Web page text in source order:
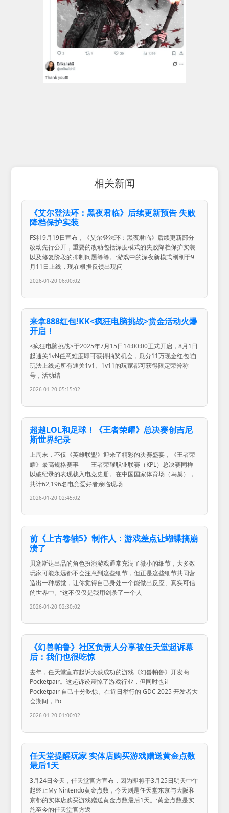
相关新闻
《艾尔登法环：黑夜君临》后续更新预告 失败
降档保护实装
FS社9月19日宣布，《艾尔登法环：黑夜君临》后续更新部分
改动先行公开，重要的改动包括深度模式的失败降档保护实装
以及修复阶段的抑制问题等等。·游戏中的深夜新模式刚刚于9
月11日上线，现在根据反馈出现问
2026-01-20 06:00:02
来拿888红包!KK<疯狂电脑挑战>赏金活动火爆
开启！
<疯狂电脑挑战>于2025年7月15日14:00:00正式开启，8月1日
起通关1vN任意难度即可获得抽奖机会，瓜分11万现金红包!自
玩法上线起所有通关1v1、1v11的玩家都可获得限定荣誉称
号，活动结
2026-01-20 05:15:02
超越LOL和足球！《王者荣耀》总决赛创吉尼
斯世界纪录
上周末，不仅《英雄联盟》迎来了精彩的决赛盛宴，《王者荣
耀》最高规格赛事——王者荣耀职业联赛（KPL）总决赛同样
以破纪录的表现载入电竞史册。在中国国家体育场（鸟巢），
共计62,196名电竞爱好者亲临现场
2026-01-20 02:45:02
前《上古卷轴5》制作人：游戏差点让蝴蝶搞崩
溃了
贝塞斯达出品的角色扮演游戏通常充满了微小的细节，大多数
玩家可能永远都不会注意到这些细节，但正是这些细节共同营
造出一种感觉，让你觉得自己身处一个能做出反应、真实可信
的世界中。“这不仅仅是我用剑杀了一个人
2026-01-20 02:30:02
《幻兽帕鲁》社区负责人分享被任天堂起诉幕
后：我们也很吃惊
去年，任天堂宣布起诉大获成功的游戏《幻兽帕鲁》开发商
Pocketpair。这起诉讼震惊了游戏行业，但同时也让
Pocketpair 自己十分吃惊。在近日举行的 GDC 2025 开发者大
会期间，Po
2026-01-20 01:00:02
任天堂提醒玩家 实体店购买游戏赠送黄金点数
最后1天
3月24日今天，任天堂官方宣布，因为即将于3月25日明天中午
起终止My Nintendo黄金点数，今天则是任天堂东京与大阪和
京都的实体店购买游戏赠送黄金点数最后1天。·黄金点数是实
施至今的任天堂官方返